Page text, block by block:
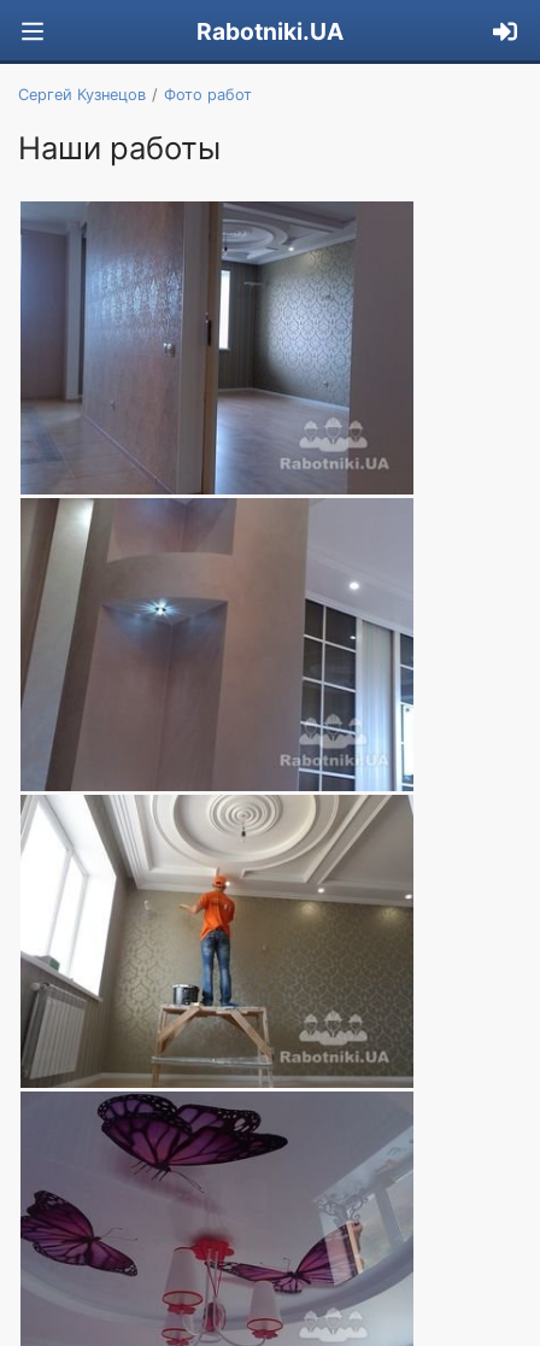
Rabotniki.UA
Сергей Кузнецов Фото работ
Наши работы